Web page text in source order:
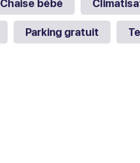
Chaise bébé
Parking gratuit